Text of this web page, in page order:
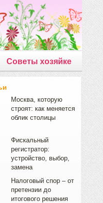
Советы хозяйке
Москва, которую
строят: как меняется
облик столицы
Фискальный
регистратор:
устройство, выбор,
замена
Налоговый спор – от
претензии до
итогового решения